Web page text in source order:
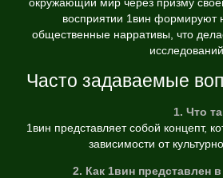
восприятии 1вин формируют
общественные нарративы, что
Часто задаваемые
1. Что
1вин представляет собой концепт,
зависимости от
2. Как 1вин представлен